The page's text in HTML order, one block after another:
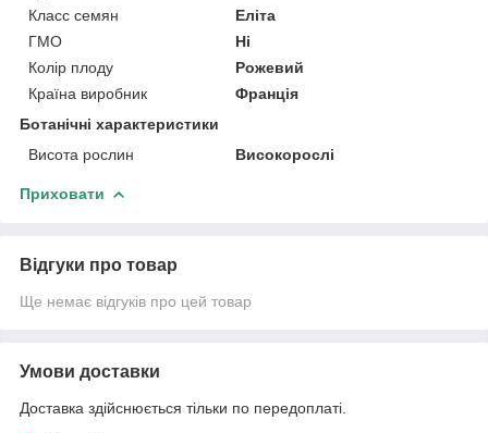
Класс семян
Еліта
ГМО
Ні
Колір плоду
Рожевий
Країна виробник
Франція
Ботанічні характеристики
Висота рослин
Високорослі
Приховати
Відгуки про товар
Ще немає відгуків про цей товар
Умови доставки
Доставка здійснюється тільки по передоплаті.